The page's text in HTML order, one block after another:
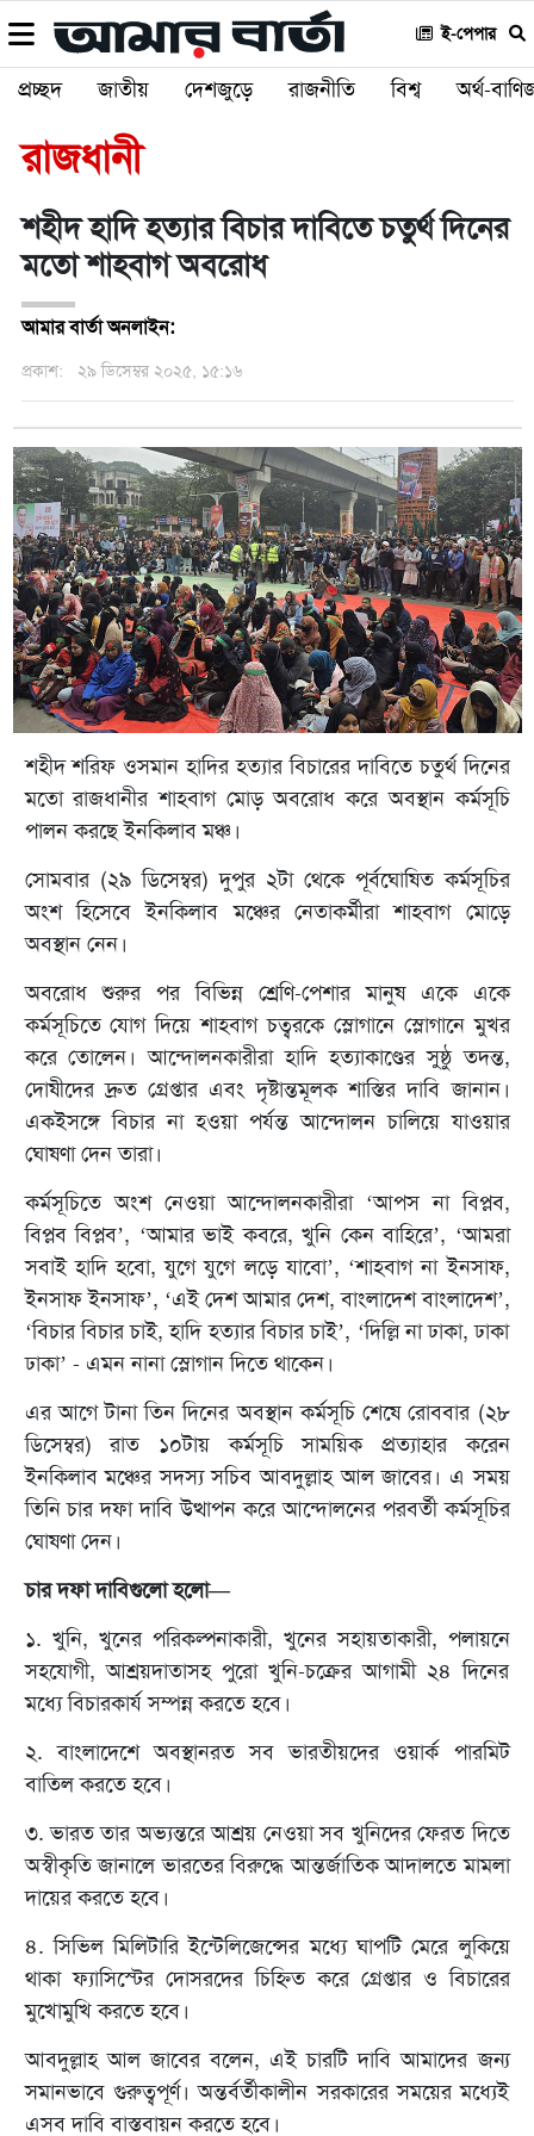
ই-পেপার
প্রচ্ছদ জাতীয় দেশজুড়ে রাজনীতি বিশ্ব অর্থ-
রাজধানী
শহীদ হাদি হত্যার বিচার দাবিতে চতুর্থ দিনের
মতো শাহবাগ অবরোধ
আমার বার্তা অনলাইন:
প্রকাশ: ২৯ ডিসেম্বর ২০২৫, ১৫:১৬
শহীদ শরিফ ওসমান হাদির হত্যার বিচারের দাবিতে চতুর্থ দিনের
মতো রাজধানীর শাহবাগ মোড় অবরোধ করে অবস্থান কর্মসূচি
পালন করছে ইনকিলাব মঞ্চ।
সোমবার (২৯ ডিসেম্বর) দুপুর ২টা থেকে পূর্বঘোষিত কর্মসূচির
অংশ হিসেবে ইনকিলাব মঞ্চের নেতাকর্মীরা শাহবাগ মোড়ে
অবস্থান নেন।
অবরোধ শুরুর পর বিভিন্ন শ্রেণি-পেশার মানুষ একে একে
কর্মসূচিতে যোগ দিয়ে শাহবাগ চত্বরকে স্লোগানে স্লোগানে মুখর
করে তোলেন। আন্দোলনকারীরা হাদি হত্যাকাণ্ডের সুষ্ঠু তদন্ত,
দোষীদের দ্রুত গ্রেপ্তার এবং দৃষ্টান্তমূলক শাস্তির দাবি জানান।
একইসঙ্গে বিচার না হওয়া পর্যন্ত আন্দোলন চালিয়ে যাওয়ার
ঘোষণা দেন তারা।
কর্মসূচিতে অংশ নেওয়া আন্দোলনকারীরা ‘আপস না বিপ্লব,
বিপ্লব বিপ্লব’, ‘আমার ভাই কবরে, খুনি কেন বাহিরে’, ‘আমরা
সবাই হাদি হবো, যুগে যুগে লড়ে যাবো’, ‘শাহবাগ না ইনসাফ,
ইনসাফ ইনসাফ’, ‘এই দেশ আমার দেশ, বাংলাদেশ বাংলাদেশ’,
‘বিচার বিচার চাই, হাদি হত্যার বিচার চাই’, ‘দিল্লি না ঢাকা, ঢাকা
ঢাকা’ - এমন নানা স্লোগান দিতে থাকেন।
এর আগে টানা তিন দিনের অবস্থান কর্মসূচি শেষে রোববার (২৮
ডিসেম্বর) রাত ১০টায় কর্মসূচি সাময়িক প্রত্যাহার করেন
ইনকিলাব মঞ্চের সদস্য সচিব আবদুল্লাহ আল জাবের। এ সময়
তিনি চার দফা দাবি উত্থাপন করে আন্দোলনের পরবর্তী কর্মসূচির
ঘোষণা দেন।
চার দফা দাবিগুলো হলো—
১. খুনি, খুনের পরিকল্পনাকারী, খুনের সহায়তাকারী, পলায়নে
সহযোগী, আশ্রয়দাতাসহ পুরো খুনি-চক্রের আগামী ২৪ দিনের
মধ্যে বিচারকার্য সম্পন্ন করতে হবে।
২. বাংলাদেশে অবস্থানরত সব ভারতীয়দের ওয়ার্ক পারমিট
বাতিল করতে হবে।
৩. ভারত তার অভ্যন্তরে আশ্রয় নেওয়া সব খুনিদের ফেরত দিতে
অস্বীকৃতি জানালে ভারতের বিরুদ্ধে আন্তর্জাতিক আদালতে মামলা
দায়ের করতে হবে।
৪. সিভিল মিলিটারি ইন্টেলিজেন্সের মধ্যে ঘাপটি মেরে লুকিয়ে
থাকা ফ্যাসিস্টের দোসরদের চিহ্নিত করে গ্রেপ্তার ও বিচারের
মুখোমুখি করতে হবে।
আবদুল্লাহ আল জাবের বলেন, এই চারটি দাবি আমাদের জন্য
সমানভাবে গুরুত্বপূর্ণ। অন্তর্বর্তীকালীন সরকারের সময়ের মধ্যেই
এসব দাবি বাস্তবায়ন করতে হবে।